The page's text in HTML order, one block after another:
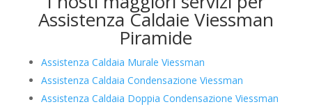
Assistenza Caldaie Viessman
Piramide
Assistenza Caldaia Murale Viessman
Assistenza Caldaia Condensazione Viessman
Assistenza Caldaia Doppia Condensazione Viessman